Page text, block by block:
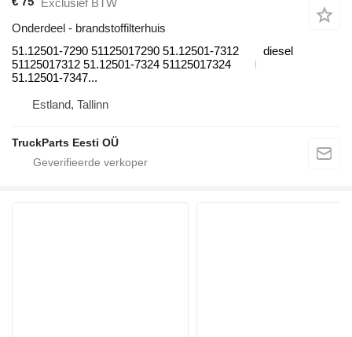
Onderdeel - brandstoffilterhuis
51.12501-7290 51125017290 51.12501-7312
51125017312 51.12501-7324 51125017324
51.12501-7347...
diesel
Estland, Tallinn
TruckParts Eesti OÜ